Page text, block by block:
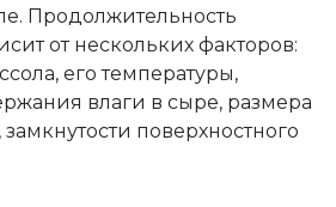
Продолжительность
от нескольких факторов:
его температуры,
влаги в сыре, размера
поверхностного